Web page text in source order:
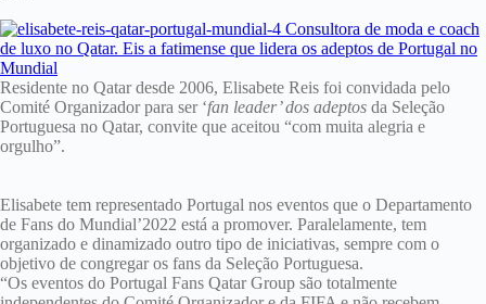
Residente no Qatar desde 2006, Elisabete Reis foi convidada pelo
Comité Organizador para ser ‘fan leader’ dos adeptos da Seleção
Portuguesa no Qatar, convite que aceitou “com muita alegria e
orgulho”.
Elisabete tem representado Portugal nos eventos que o Departamento
de Fans do Mundial’2022 está a promover. Paralelamente, tem
organizado e dinamizado outro tipo de iniciativas, sempre com o
objetivo de congregar os fans da Seleção Portuguesa.
“Os eventos do Portugal Fans Qatar Group são totalmente